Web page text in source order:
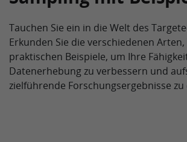
Tauchen Sie ein in die Welt des
Erkunden Sie die verschiedenen
praktischen Beispiele, um Ihre
Datenerhebung zu verbessern und
zielführende Forschungsergebnisse zu